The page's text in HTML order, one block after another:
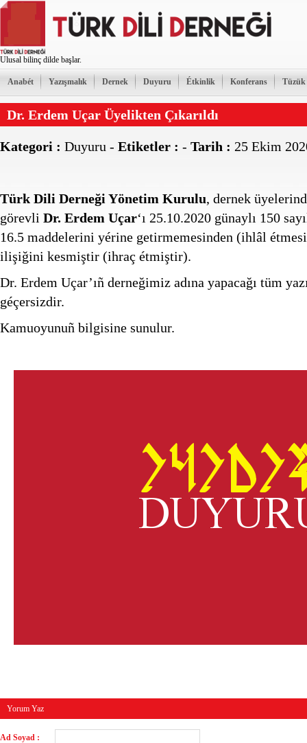
Ulusal bilinç dilde başlar.
Anabét Yazışmalık Dernek Duyuru Étkinlik Konferans Tüzük
Dr. Erdem Uçar Üyelikten Çıkarıldı
Kategori : Duyuru - Etiketler : - Tarih : 25 Ekim
Türk Dili Derneği Yönetim Kurulu, dernek
görevli Dr. Erdem Uçar‘ı 25.10.2020 günaylı 150
16.5 maddelerini yérine getirmemesinden (ihlâl
ilişiğini kesmiştir (ihraç étmiştir).
Dr. Erdem Uçar’ıñ derneğimiz adına yapacağı tüm
géçersizdir.
Kamuoyunuñ bilgisine sunulur.
Yorum Yaz
Ad Soyad :